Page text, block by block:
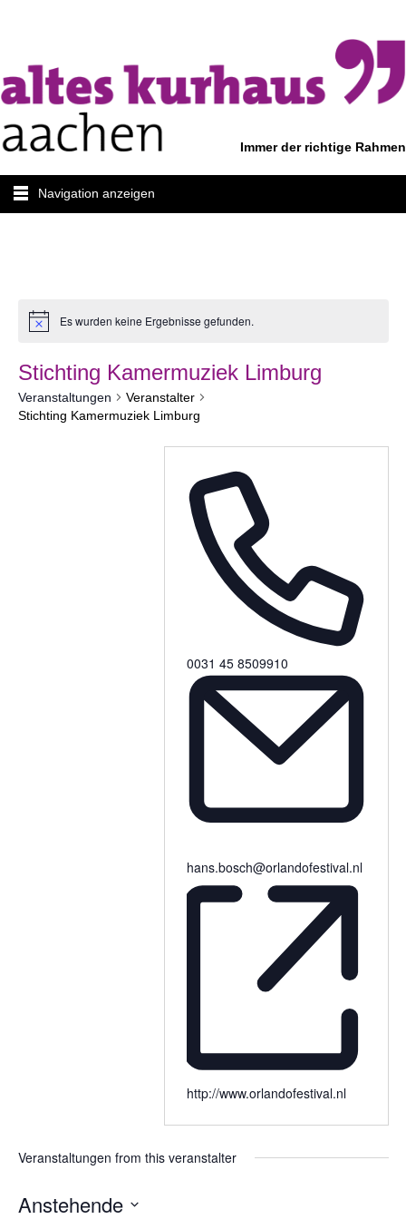
Immer der richtige Rahmen
Navigation anzeigen
Es wurden keine Ergebnisse gefunden.
Stichting Kamermuziek Limburg
Veranstaltungen
Veranstalter
Stichting Kamermuziek Limburg
0031 45 8509910
hans.bosch@orlandofestival.nl
http://www.orlandofestival.nl
Veranstaltungen from this veranstalter
Anstehende